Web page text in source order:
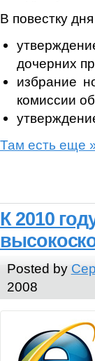
В повестку
дочерних
избрание
комиссии
Там есть еще
К 2010
Posted by
2008